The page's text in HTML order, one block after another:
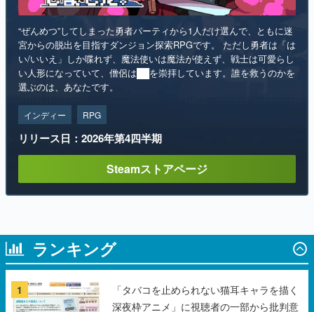
“ぜんめつ”してしまった勇者パーティから1人だけ選んで、ともに迷
宮からの脱出を目指すダンジョン探索RPGです。 ただし勇者は「は
い/いいえ」しか喋れず、魔法使いは魔法が使えず、戦士は可愛らし
い人形になっていて、僧侶は██を崇拝しています。誰を救うのかを
選ぶのは、あなたです。
インディー RPG
リリース日：2026年第4四半期
Steamストアページ
ランキング
1
「タバコを止められない猫耳キャラを描く
深夜枠アニメ」に視聴者の一部から批判意